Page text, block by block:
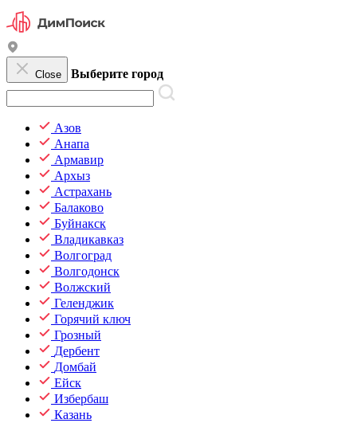
Close Выберите город
Азов
Анапа
Армавир
Архыз
Астрахань
Балаково
Буйнакск
Владикавказ
Волгоград
Волгодонск
Волжский
Геленджик
Горячий ключ
Грозный
Дербент
Домбай
Ейск
Избербаш
Казань